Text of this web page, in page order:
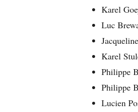
Karel
Luc
Karel
Philippe
Philippe
Lucien